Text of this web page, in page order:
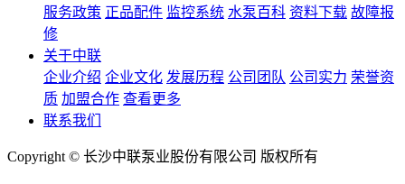
服务政策 正品配件 监控系统 水泵百科 资料下载 故障报
修
关于中联
企业介绍 企业文化 发展历程 公司团队 公司实力 荣誉资
质 加盟合作 查看更多
联系我们
Copyright © 长沙中联泵业股份有限公司 版权所有